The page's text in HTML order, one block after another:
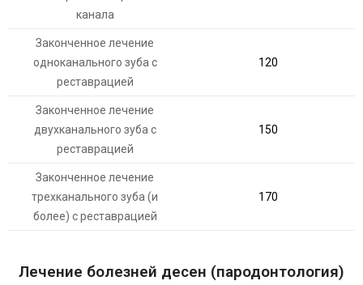
канала
Законченное лечение
одноканального зуба с
реставрацией
120
Законченное лечение
двухканального зуба с
реставрацией
150
Законченное лечение
трехканального зуба (и
более) с реставрацией
170
Лечение болезней десен (пародонтология)